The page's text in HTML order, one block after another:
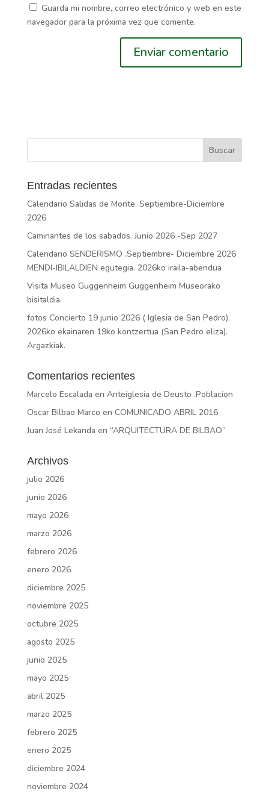
Guarda mi nombre, correo electrónico y web en este
navegador para la próxima vez que comente.
Entradas recientes
Calendario Salidas de Monte. Septiembre-Diciembre
2026
Caminantes de los sabados. Junio 2026 -Sep 2027
Calendario SENDERISMO .Septiembre- Diciembre 2026
MENDI-IBILALDIEN egutegia. 2026ko iraila-abendua
Visita Museo Guggenheim Guggenheim Museorako
bisitaldia.
fotos Concierto 19 junio 2026 ( Iglesia de San Pedro).
2026ko ekainaren 19ko kontzertua (San Pedro eliza).
Argazkiak.
Comentarios recientes
Marcelo Escalada en Anteiglesia de Deusto .Poblacion
Oscar Bilbao Marco en COMUNICADO ABRIL 2016
Juan José Lekanda en “ARQUITECTURA DE BILBAO”
Archivos
julio 2026
junio 2026
mayo 2026
marzo 2026
febrero 2026
enero 2026
diciembre 2025
noviembre 2025
octubre 2025
agosto 2025
junio 2025
mayo 2025
abril 2025
marzo 2025
febrero 2025
enero 2025
diciembre 2024
noviembre 2024